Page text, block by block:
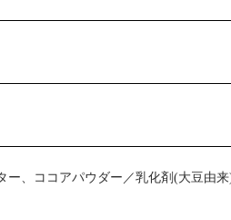
、ココアパウダー／乳化剤(大豆由